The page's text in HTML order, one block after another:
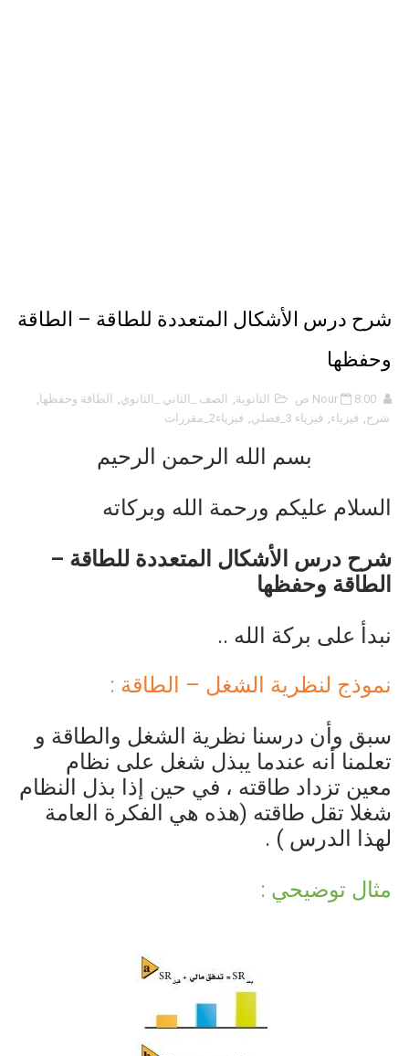
شرح درس الأشكال المتعددة للطاقة – الطاقة
وحفظها
Nour 8:00 ص الثانوية, الصف _الثاني _الثانوي, الطاقة وحفظها,
شرح, فيزياء, فيزياء 3_فصلي , فيزياء2_مقررات
بسم الله الرحمن الرحيم
السلام عليكم ورحمة الله وبركاته
شرح درس الأشكال المتعددة للطاقة –
الطاقة وحفظها
نبدأ على بركة الله ..
نموذج لنظرية الشغل – الطاقة :
سبق وأن درسنا نظرية الشغل والطاقة و
تعلمنا أنه عندما يبذل شغل على نظام
معين تزداد طاقته ، في حين إذا بذل النظام
شغلا تقل طاقته (هذه هي الفكرة العامة
لهذا الدرس ) .
مثال توضيحي :